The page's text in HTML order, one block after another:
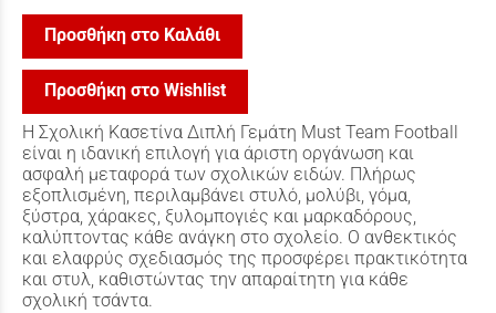
Προσθήκη στο Καλάθι
Προσθήκη στο Wishlist
Η Σχολική Κασετίνα Διπλή Γεμάτη Must Team Football
είναι η ιδανική επιλογή για άριστη οργάνωση και
ασφαλή μεταφορά των σχολικών ειδών. Πλήρως
εξοπλισμένη, περιλαμβάνει στυλό, μολύβι, γόμα,
ξύστρα, χάρακες, ξυλομπογιές και μαρκαδόρους,
καλύπτοντας κάθε ανάγκη στο σχολείο. Ο ανθεκτικός
και ελαφρύς σχεδιασμός της προσφέρει πρακτικότητα
και στυλ, καθιστώντας την απαραίτητη για κάθε
σχολική τσάντα.